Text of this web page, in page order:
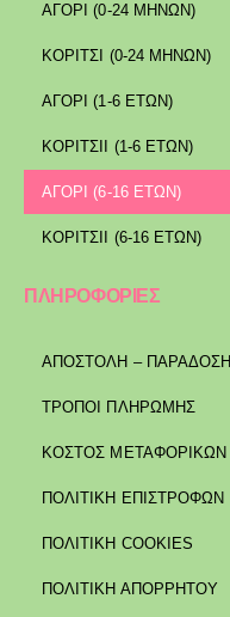
ΑΓΟΡΙ (0-24 ΜΗΝΩΝ)
ΚΟΡΙΤΣΙ (0-24 ΜΗΝΩΝ)
ΑΓΟΡΙ (1-6 ΕΤΩΝ)
ΚΟΡΙΤΣΙΙ (1-6 ΕΤΩΝ)
ΑΓΟΡΙ (6-16 ΕΤΩΝ)
ΚΟΡΙΤΣΙΙ (6-16 ΕΤΩΝ)
ΠΛΗΡΟΦΟΡΙΕΣ
ΑΠΟΣΤΟΛΉ – ΠΑΡΆΔΟΣΗ
ΤΡΌΠΟΙ ΠΛΗΡΩΜΉΣ
ΚΌΣΤΟΣ ΜΕΤΑΦΟΡΙΚΏΝ
ΠΟΛΙΤΙΚΉ ΕΠΙΣΤΡΟΦΏΝ
ΠΟΛΙΤΙΚΉ COOKIES
ΠΟΛΙΤΙΚΉ ΑΠΟΡΡΉΤΟΥ